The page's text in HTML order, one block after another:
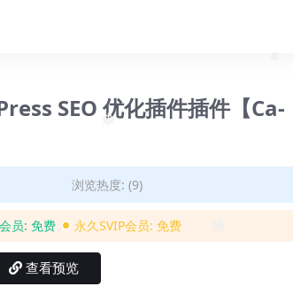
❅
SEO 优化插件插件【Ca-
浏览热度: (9)
员: 免费 永久SVIP会员: 免费
查看预览